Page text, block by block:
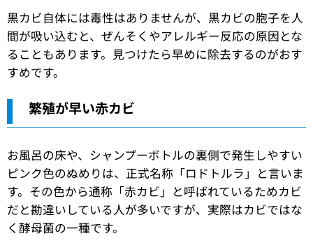
黒カビ自体には毒性はありませんが、黒カビの胞子を人
間が吸い込むと、ぜんそくやアレルギー反応の原因とな
ることもあります。見つけたら早めに除去するのがおす
すめです。
繁殖が早い赤カビ
お風呂の床や、シャンプーボトルの裏側で発生しやすい
ピンク色のぬめりは、正式名称「ロドトルラ」と言いま
す。その色から通称「赤カビ」と呼ばれているためカビ
だと勘違いしている人が多いですが、実際はカビではな
く酵母菌の一種です。